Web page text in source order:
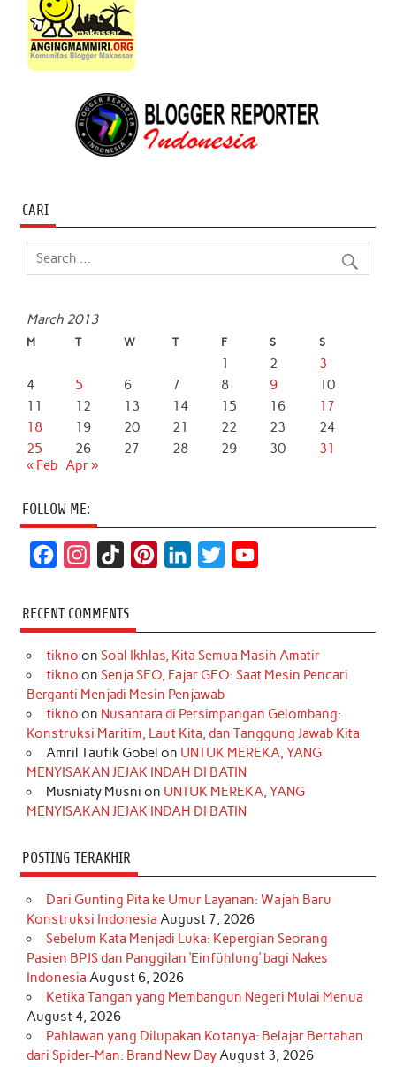
CARI
March 2013
M T W T F S S
1 2
3
4
5 6 7 8 9
10
11
12 13 14 15 16
17
18
19 20 21 22 23
24
25
26 27 28 29 30
31
« Feb Apr »
FOLLOW ME:
c
e
b
o
k
s
t
a
r
a
m
k
T
o
k
t
e
r
e
s
t
k
e
d
I
n
t
t
r
T
u
e
RECENT COMMENTS
tikno on Soal Ikhlas, Kita Semua Masih Amatir
tikno on Senja SEO, Fajar GEO: Saat Mesin Pencari
Berganti Menjadi Mesin Penjawab
tikno on Nusantara di Persimpangan Gelombang:
Konstruksi Maritim, Laut Kita, dan Tanggung Jawab Kita
Amril Taufik Gobel on UNTUK MEREKA, YANG
MENYISAKAN JEJAK INDAH DI BATIN
Musniaty Musni on UNTUK MEREKA, YANG
MENYISAKAN JEJAK INDAH DI BATIN
POSTING TERAKHIR
Dari Gunting Pita ke Umur Layanan: Wajah Baru
Konstruksi Indonesia August 7, 2026
Sebelum Kata Menjadi Luka: Kepergian Seorang
Pasien BPJS dan Panggilan ‘Einfühlung’ bagi Nakes
Indonesia August 6, 2026
Ketika Tangan yang Membangun Negeri Mulai Menua
August 4, 2026
Pahlawan yang Dilupakan Kotanya: Belajar Bertahan
dari Spider-Man: Brand New DayAugust 3, 2026